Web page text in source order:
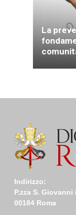
La
Indirizzo:
P.zza S.
00184 Roma